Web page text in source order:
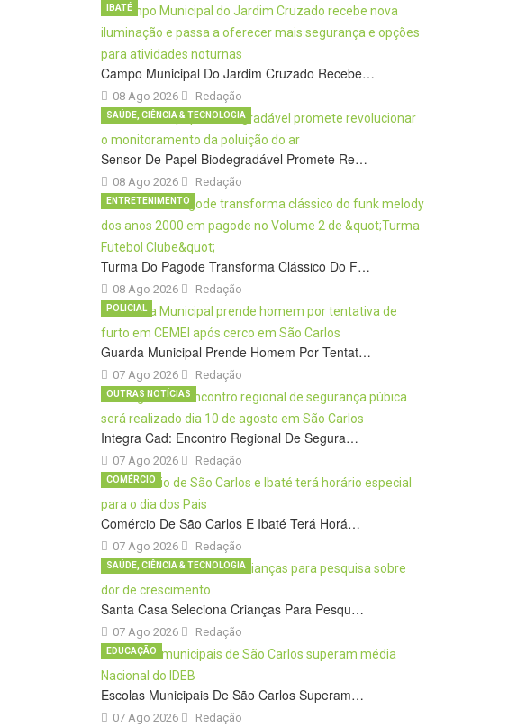
Campo Municipal Do Jardim Cruzado Recebe…
08 Ago 2026
IBATÉ
Redação
Sensor De Papel Biodegradável Promete Re…
08 Ago 2026
SAÚDE, CIÊNCIA & TECNOLOGIA
Redação
Turma Do Pagode Transforma Clássico Do F…
08 Ago 2026
ENTRETENIMENTO
Redação
Guarda Municipal Prende Homem Por Tentat…
07 Ago 2026
POLICIAL
Redação
Integra Cad: Encontro Regional De Segura…
07 Ago 2026
OUTRAS NOTÍCIAS
Redação
Comércio De São Carlos E Ibaté Terá Horá…
07 Ago 2026
COMÉRCIO
Redação
Santa Casa Seleciona Crianças Para Pesqu…
07 Ago 2026
SAÚDE, CIÊNCIA & TECNOLOGIA
Redação
Escolas Municipais De São Carlos Superam…
07 Ago 2026
EDUCAÇÃO
Redação